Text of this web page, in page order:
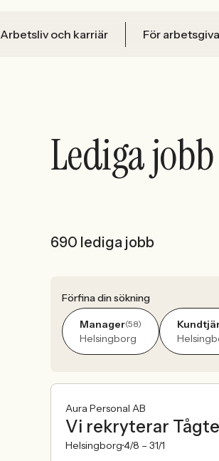
Arbetsliv och karriär För
Lediga
690 lediga jobb
Förfina din sökning
Manager(58)
Helsingborg
Aura Personal AB
Vi rekryterar
Helsingborg4/8 – 31/1